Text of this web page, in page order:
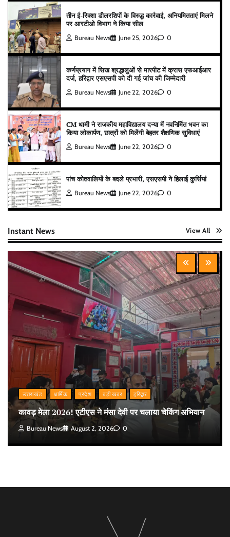
तीन ई-रिक्शा डीलरशिपों के विरुद्ध कार्रवाई, अनियमितताएं मिलने
पर आरटीओ विभाग ने किया सील
Bureau News June 25, 2026 0
कर्णप्रयाग में सिख श्रद्धालुओं से मारपीट में क्रास एफआईआर
दर्ज, हरिद्वार एसएसपी को दी गई जांच की जिम्मेदारी
Bureau News June 22, 2026 0
CM धामी ने राजकीय महाविद्यालय दन्या में नवनिर्मित भवन का
किया लोकार्पण, छात्रों को मिलेंगी बेहतर शैक्षणिक सुविधाएं
Bureau News June 22, 2026 0
पांच कोतवालियों के बदले प्रभारी, एसएसपी ने हिलाई कुर्सियां
Bureau News June 22, 2026 0
Instant News View All
उत्तराखंड धार्मिक प्रदेश बड़ी खबर हरिद्वार
कावड़ मेला 2026! एटीएस ने मंसा देवी पर चलाया चेकिंग अभियान
Bureau News August 2, 2026 0